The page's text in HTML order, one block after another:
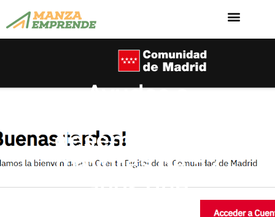
Ayudas a
desempleadas
mayores de 52
años que